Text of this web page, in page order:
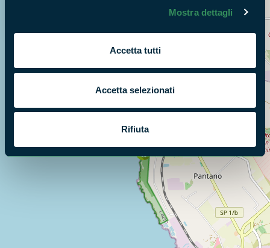
Mostra dettagli
Accetta tutti
Accetta selezionati
Rifiuta